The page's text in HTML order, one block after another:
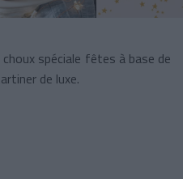
spéciale fêtes à base de
de luxe.